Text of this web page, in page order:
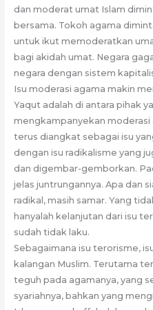
dan moderat umat Islam
bersama. Tokoh agama
untuk ikut memoderatkan
bagi akidah umat. Negara
negara dengan sistem
Isu moderasi agama makin
Yaqut adalah di antara pihak
mengkampanyekan moderasi
terus diangkat sebagai isu
dengan isu radikalisme yang
dan digembar-gemborkan.
jelas juntrungannya. Apa dan
radikal, masih samar. Yang
hanyalah kelanjutan dari isu
sudah tidak laku.
Sebagaimana isu terorisme,
kalangan Muslim. Terutama
teguh pada agamanya, yang
syariahnya, bahkan yang